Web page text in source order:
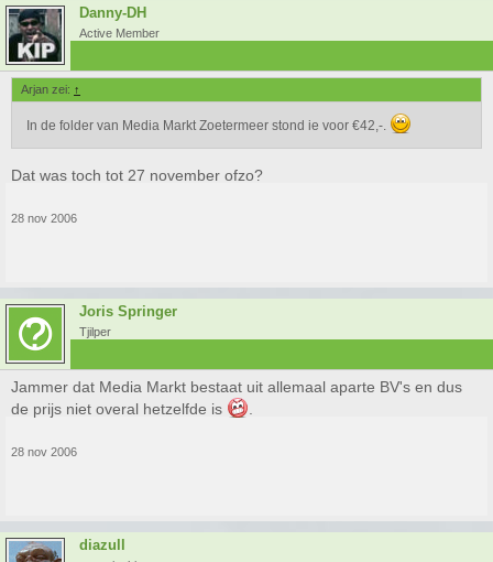
Danny-DH
Active Member
Arjan zei: ↑
In de folder van Media Markt Zoetermeer stond ie voor €42,-.
Dat was toch tot 27 november ofzo?
28 nov 2006
Joris Springer
Tjilper
Jammer dat Media Markt bestaat uit allemaal aparte BV's en dus
de prijs niet overal hetzelfde is
28 nov 2006
diazull